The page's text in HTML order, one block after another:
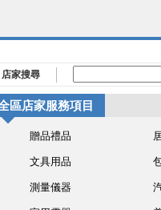
店家搜尋
區店家服務項目
贈品禮品
文具用品
測量儀器